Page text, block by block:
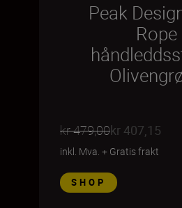
Peak
Rope
kr 479,00kr 407,15
inkl. Mva. + Gratis frakt
SHOP